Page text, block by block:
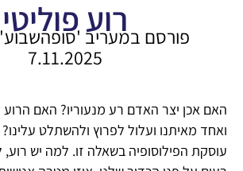
רוע פוליטיפורסם במעריב
7.11.2025
האם אכן יצר האדם רע מנעוריו? האם
ואחד מאיתנו ועלול לפרוץ ולהשתלט
עוסקת הפילוסופיה בשאלה זו. למה יש